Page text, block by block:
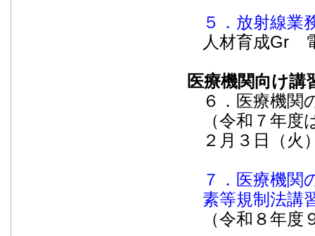
５．放射線業
人材育成Gr
医療機関向け講
６．医療機関
（令和７年
２月３日（火
７．医療機関
素等規制法講
（令和８年